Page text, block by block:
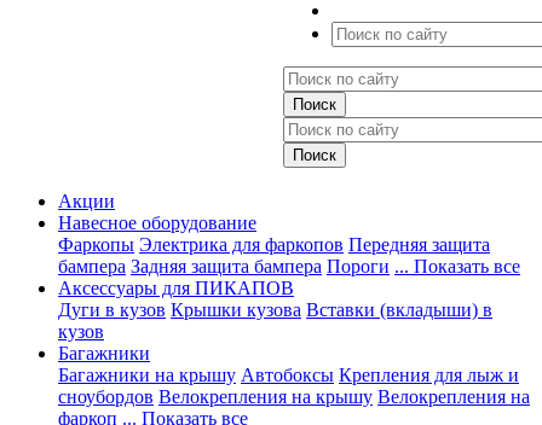
Акции
Навесное оборудование
Фаркопы Электрика для фаркопов Передняя защита
бампера Задняя защита бампера Пороги ... Показать все
Аксессуары для ПИКАПОВ
Дуги в кузов Крышки кузова Вставки (вкладыши) в
кузов
Багажники
Багажники на крышу Автобоксы Крепления для лыж и
сноубордов Велокрепления на крышу Велокрепления на
фаркоп ... Показать все